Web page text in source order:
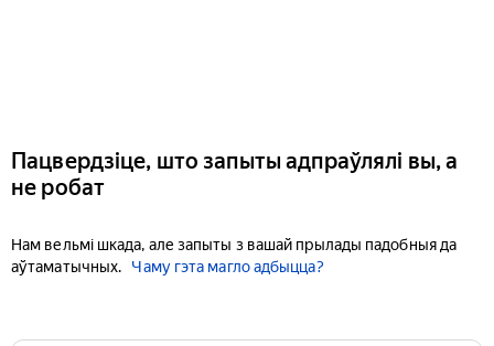
Пацвердзіце, што запыты адпраўлялі вы, а
не робат
Нам вельмі шкада, але запыты з вашай прылады падобныя да
аўтаматычных.
Чаму гэта магло адбыцца?